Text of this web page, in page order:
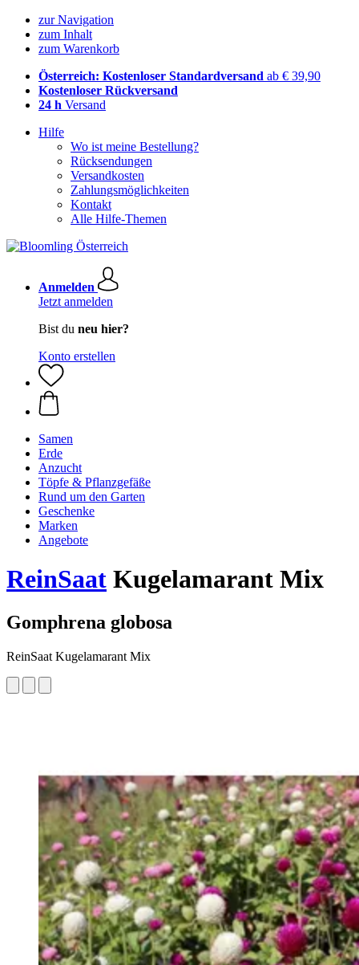
zur Navigation
zum Inhalt
zum Warenkorb
Österreich: Kostenloser Standardversand ab € 39,90
Kostenloser Rückversand
24 h Versand
Hilfe
Wo ist meine Bestellung?
Rücksendungen
Versandkosten
Zahlungsmöglichkeiten
Kontakt
Alle Hilfe-Themen
Anmelden
Jetzt anmelden
Bist du neu hier?
Konto erstellen
Samen
Erde
Anzucht
Töpfe & Pflanzgefäße
Rund um den Garten
Geschenke
Marken
Angebote
ReinSaat Kugelamarant Mix
Gomphrena globosa
ReinSaat Kugelamarant Mix